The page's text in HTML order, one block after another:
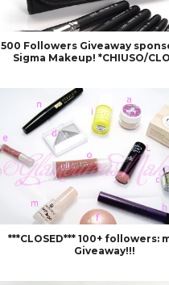
500 Followers Giveaway
Sigma Makeup! *CHIUSO/
***CLOSED*** 100+ followers:
Giveaway!!!